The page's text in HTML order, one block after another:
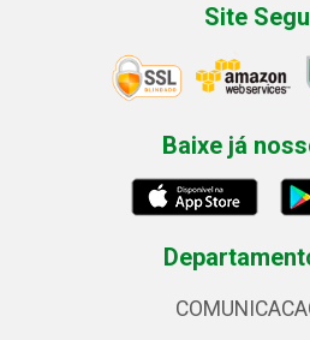
Site
Baixe já